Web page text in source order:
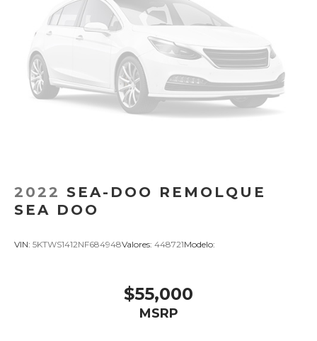
2022 SEA-DOO REMOLQUE
SEA DOO
VIN: 5KTWS1412NF684948Valores: 448721Modelo:
$55,000
MSRP